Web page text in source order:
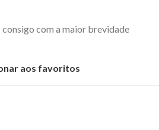
com a maior brevidade
aos favoritos